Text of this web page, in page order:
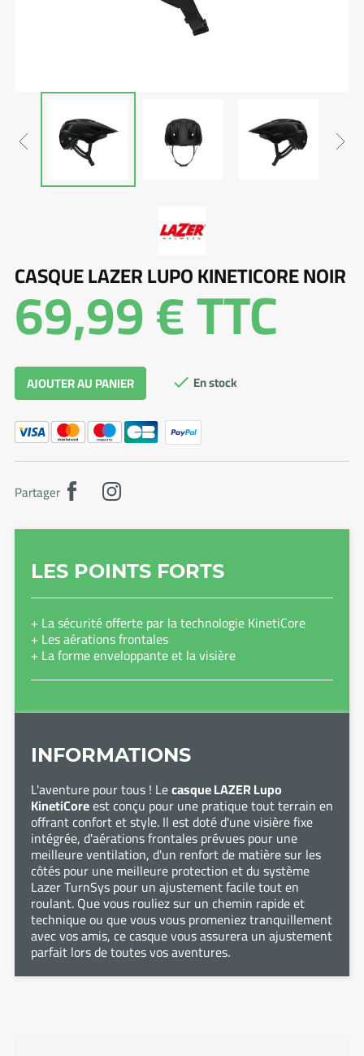
LES POINTS FORTS
+ La sécurité offerte par la technologie KinetiCore
+ Les aérations frontales
+ La forme enveloppante et la visière
INFORMATIONS
L'aventure pour tous ! Lecasque LAZER Lupo
KinetiCoreest conçu pour une pratique tout terrain en
offrant confort et style. Il est doté d'une visière fixe
intégrée, d'aérations frontales prévues pour une
meilleure ventilation, d'un renfort de matière sur les
côtés pour une meilleure protection et du système
Lazer TurnSys pour un ajustement facile tout en
roulant. Que vous rouliez sur un chemin rapide et
technique ou que vous vous promeniez tranquillement
avec vos amis, ce casque vous assurera un ajustement
parfait lors de toutes vos aventures.
CASQUE LAZER LUPO KINETICORE NOIR
69,99 €TTC
AJOUTER AU PANIER  En stock
Partager